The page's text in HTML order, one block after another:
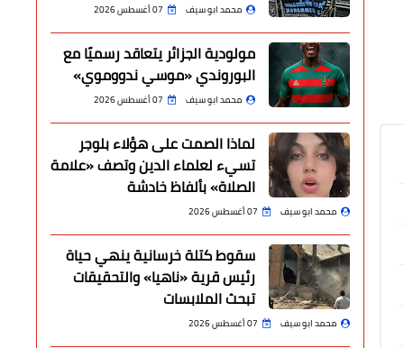
محمد ابو سيف 07 أغسطس 2026
مولودية الجزائر يتعاقد رسميًا مع
البوروندي «موسي ندووموي»
محمد ابو سيف 07 أغسطس 2026
لماذا الصمت على هؤلاء بلوجر
تسيء لعلماء الدين وتصف «علامة
الصلاة» بألفاظ خادشة
محمد ابو سيف 07 أغسطس 2026
سقوط كتلة خرسانية ينهي حياة
رئيس قرية «ناهيا» والتحقيقات
تبحث الملابسات
محمد ابو سيف 07 أغسطس 2026